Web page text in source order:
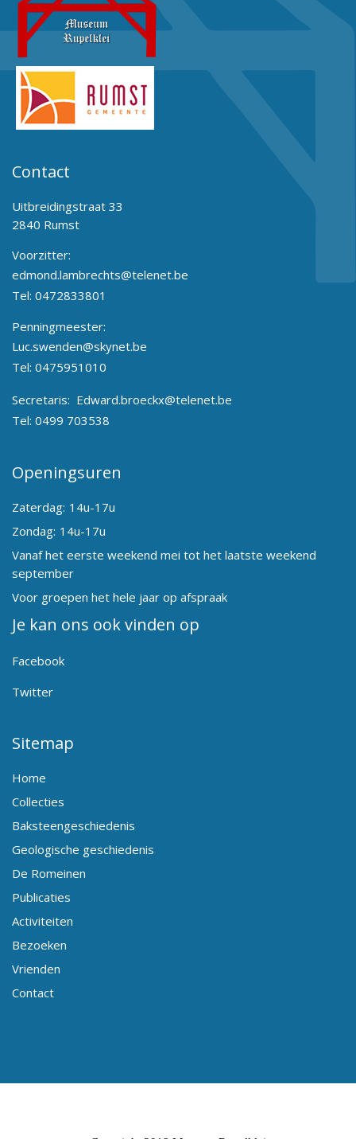
Contact
Uitbreidingstraat 33
2840 Rumst
Voorzitter:
edmond.lambrechts@telenet.be
Tel: 0472833801
Penningmeester:
Luc.swenden@skynet.be
Tel: 0475951010
Secretaris: Edward.broeckx@telenet.be
Tel: 0499 703538
Openingsuren
Zaterdag: 14u-17u
Zondag: 14u-17u
Vanaf het eerste weekend mei tot het laatste weekend
september
Voor groepen het hele jaar op afspraak
Je kan ons ook vinden op
Facebook
Twitter
Sitemap
Home
Collecties
Baksteengeschiedenis
Geologische geschiedenis
De Romeinen
Publicaties
Activiteiten
Bezoeken
Vrienden
Contact